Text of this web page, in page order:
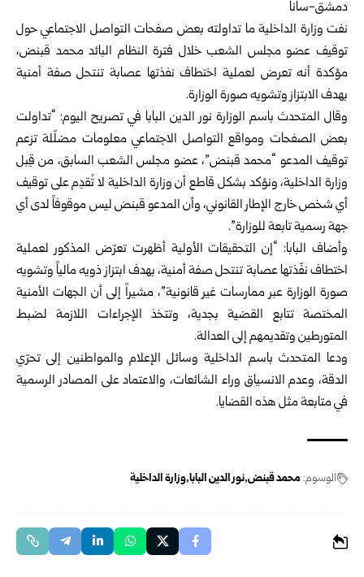
دمشق-سانا
نفت وزارة الداخلية ما تداولته بعض صفحات التواصل الاجتماعي حول
توقيف عضو مجلس الشعب خلال فترة النظام البائد محمد قبنض،
مؤكدة أنه تعرض لعملية اختطاف نفذتها عصابة تنتحل صفة أمنية
بهدف الابتزاز وتشويه صورة الوزارة.
وقال المتحدث باسم الوزارة نور الدين البابا في تصريح اليوم: “تداولت
بعض الصفحات ومواقع التواصل الاجتماعي معلومات مضلّلة تزعم
توقيف المدعو “محمد قبنض”، عضو مجلس الشعب السابق، من قِبل
وزارة الداخلية، ونؤكد بشكل قاطع أن وزارة الداخلية لا تُقدِم على توقيف
أي شخص خارج الإطار القانوني، وأن المدعو قبنض ليس موقوفاً لدى أي
جهة رسمية تابعة للوزارة”.
وأضاف البابا: “إن التحقيقات الأولية أظهرت تعرّض المذكور لعملية
اختطاف نفّذتها عصابة تنتحل صفة أمنية، بهدف ابتزاز ذويه مالياً وتشويه
صورة الوزارة عبر ممارسات غير قانونية”، مشيراً إلى أن الجهات الأمنية
المختصة تتابع القضية بجدية، وتتخذ الإجراءات اللازمة لضبط
المتورطين وتقديمهم إلى العدالة.
ودعا المتحدث باسم الداخلية وسائل الإعلام والمواطنين إلى تحرّي
الدقة، وعدم الانسياق وراء الشائعات، والاعتماد على المصادر الرسمية
في متابعة مثل هذه القضايا.
الوسوم: محمد قبنض نور الدين البابا وزارة الداخلية